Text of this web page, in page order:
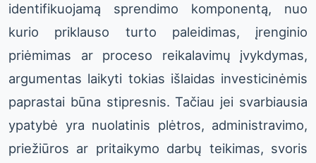
identifikuojamą sprendimo komponentą, nuo
kurio priklauso turto paleidimas, įrenginio
priėmimas ar proceso reikalavimų įvykdymas,
argumentas laikyti tokias išlaidas investicinėmis
paprastai būna stipresnis. Tačiau jei svarbiausia
ypatybė yra nuolatinis plėtros, administravimo,
priežiūros ar pritaikymo darbų teikimas, svoris